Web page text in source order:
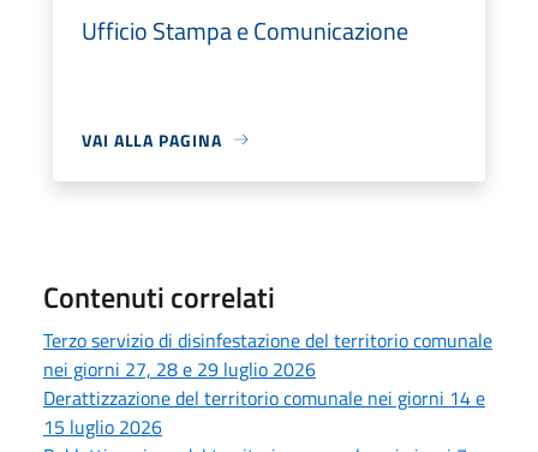
Ufficio Stampa e Comunicazione
VAI ALLA PAGINA
Contenuti correlati
Terzo servizio di disinfestazione del territorio comunale
nei giorni 27, 28 e 29 luglio 2026
Derattizzazione del territorio comunale nei giorni 14 e
15 luglio 2026